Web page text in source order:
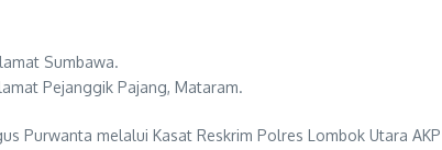
Sumbawa.
Pejanggik Pajang, Mataram.
Purwanta melalui Kasat Reskrim Polres Lombok Utara